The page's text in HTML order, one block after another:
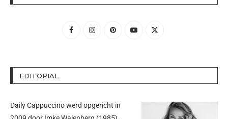
EDITORIAL
Daily Cappuccino werd opgericht in